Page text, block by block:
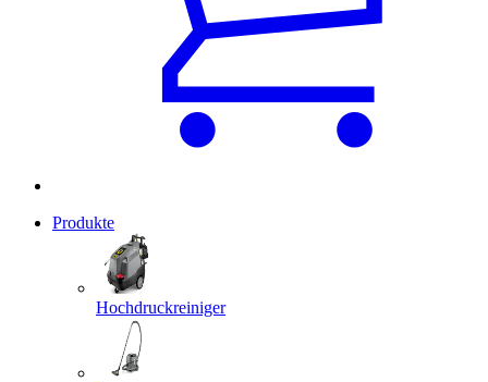
Produkte
Hochdruckreiniger